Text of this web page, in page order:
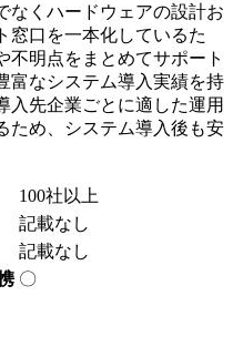
なくハードウェアの設計お
窓口を一本化しているた
不明点をまとめてサポート
富なシステム導入実績を持
入先企業ごとに適した運用
ため、システム導入後も安
100社以上
記載なし
記載なし
〇